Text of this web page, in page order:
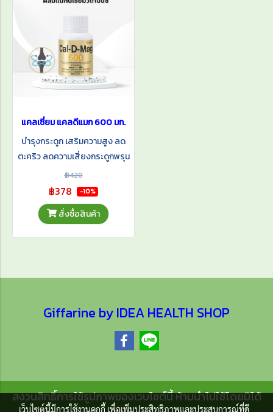
แคลเซี่ยม แคลดีแมก 600 มก.
บำรุงกระดูก เสริมความสูง ลด
ตะคริว ลดความเสี่ยงกระดูกพรุน
฿420
฿378 -10%
สั่งซื้อสินค้า
Giffarine by IDEA HEALTH SHOP
สงวนสิทธิ์การใช้รูปภาพของเวบไซต์นี้ ห้ามนำไปใช้โดยมิได้
เว็บไซต์นี้มีการใช้งานคุกกี้ เพื่อเพิ่มประสิทธิภาพและประสบการณ์ที่ดี